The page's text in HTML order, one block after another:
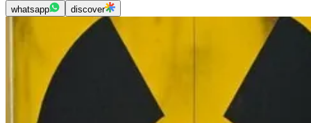
whatsapp discover